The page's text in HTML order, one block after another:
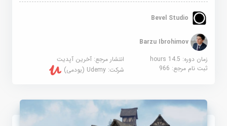
Bevel Studio
Barzu Ibrohimov
زمان دوره: 14.5 hours
انتشار مرجع:آخرین آپدیت
ثبت نام مرجع:966 شرکت:Udemy (یودمی)